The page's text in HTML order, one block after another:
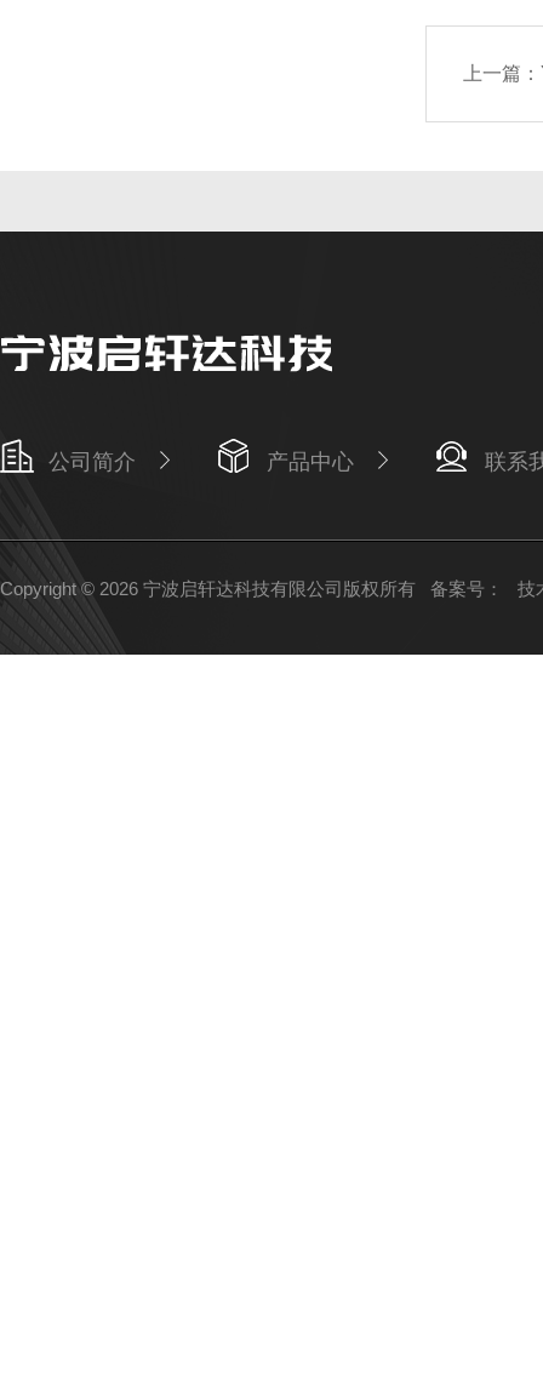
上一篇：
公司简介 产品中心 联系
Copyright © 2026 宁波启轩达科技有限公司版权所有 备案号： 技